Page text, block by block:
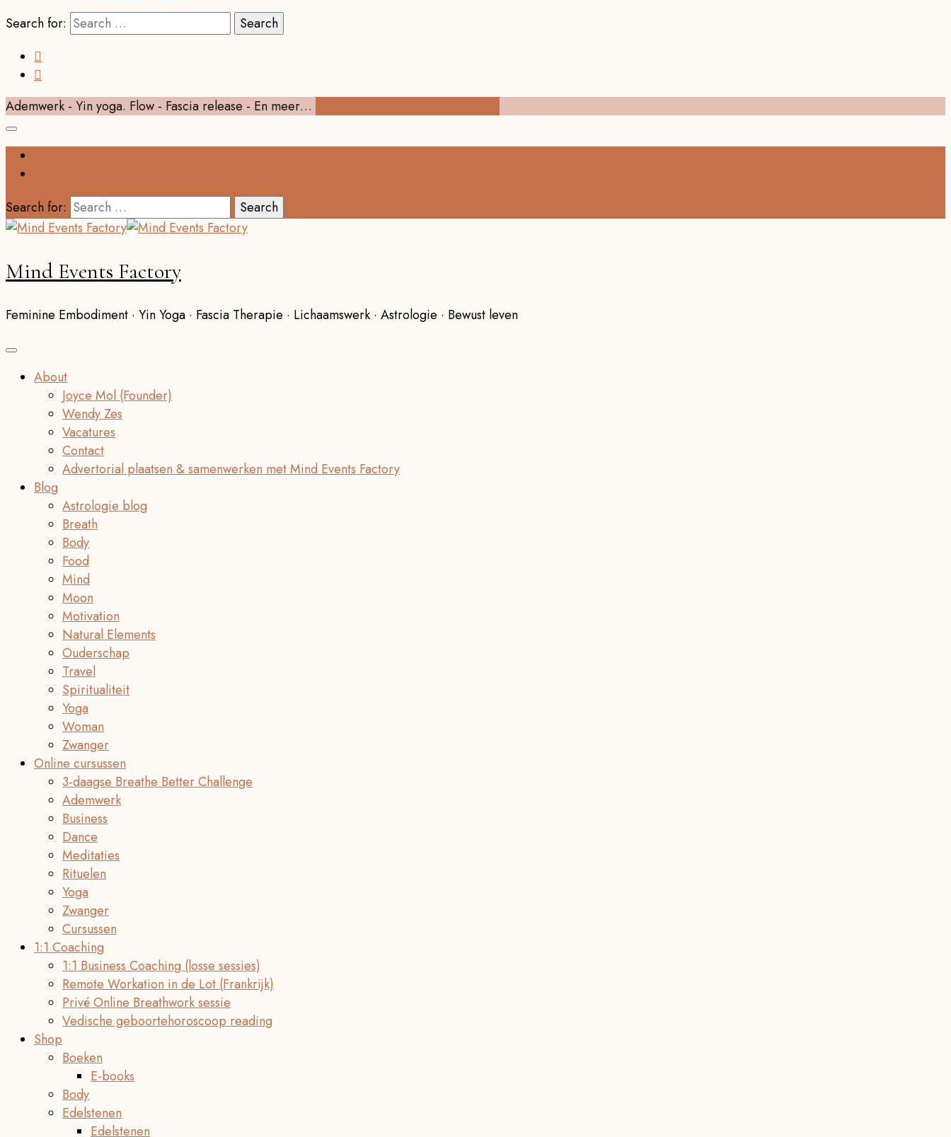
Search for:
Ademwerk - Yin yoga. Flow - Fascia release - En meer…
Search for:
Mind Events Factory
Feminine Embodiment · Yin Yoga · Fascia Therapie · Lichaamswerk · Astrologie · Bewust leven
About
Joyce Mol (Founder)
Wendy Zes
Vacatures
Contact
Advertorial plaatsen & samenwerken met Mind Events Factory
Blog
Astrologie blog
Breath
Body
Food
Mind
Moon
Motivation
Natural Elements
Ouderschap
Travel
Spiritualiteit
Yoga
Woman
Zwanger
Online cursussen
3-daagse Breathe Better Challenge
Ademwerk
Business
Dance
Meditaties
Rituelen
Yoga
Zwanger
Cursussen
1:1 Coaching
1:1 Business Coaching (losse sessies)
Remote Workation in de Lot (Frankrijk)
Privé Online Breathwork sessie
Vedische geboortehoroscoop reading
Shop
Boeken
E-books
Body
Edelstenen
Edelstenen